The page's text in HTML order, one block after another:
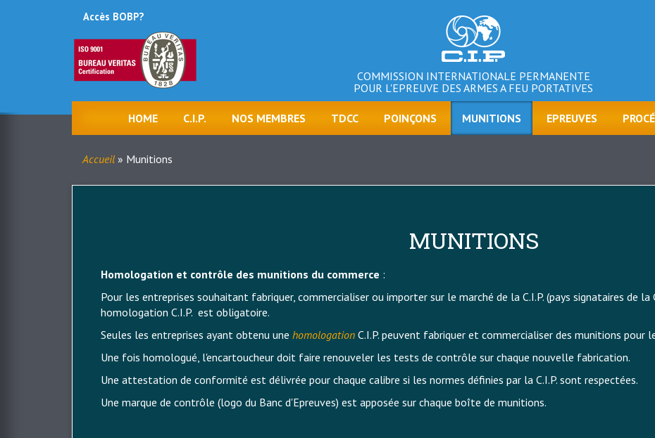
COMMISSION INTERNATIONALE PERMANENTE
POUR L'EPREUVE DES ARMES A FEU PORTATIVES
Menu
du
compte
de
l'utilisateur
Accès BOBP?
Navigation
principale
HOME C.I.P. NOS MEMBRES TDCC POINÇONS MUNITIONS EPREUVES
Fil
Accueil Munitions
MUNITIONS
Homologation et contrôle des munitions du commerce :
Pour les entreprises souhaitant fabriquer, commercialiser ou importer sur le marché de la C.I.P. (pays signataires de la
homologation C.I.P. est obligatoire.
Seules les entreprises ayant obtenu une homologation C.I.P. peuvent fabriquer et commercialiser des munitions pour
Une fois homologué, l'encartoucheur doit faire renouveler les tests de contrôle sur chaque nouvelle fabrication.
Une attestation de conformité est délivrée pour chaque calibre si les normes définies par la C.I.P. sont respectées.
Une marque de contrôle (logo du Banc d'Epreuves) est apposée sur chaque boîte de munitions.